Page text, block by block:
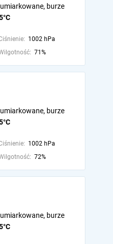
burze
1002 hPa
71%
burze
1002 hPa
72%
burze